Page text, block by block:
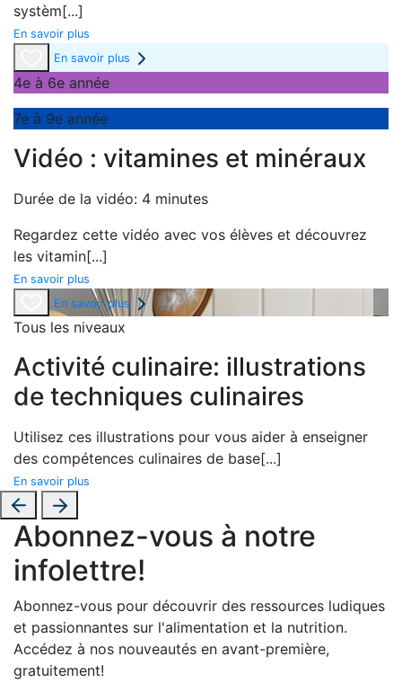
systèm[...]
En savoir plus
En savoir plus
4e à 6e année
7e à 9e année
Vidéo : vitamines et minéraux
Durée de la vidéo: 4 minutes
Regardez cette vidéo avec vos élèves et découvrez
les vitamin[...]
En savoir plus
En savoir plus
Tous les niveaux
Activité culinaire: illustrations
de techniques culinaires
Utilisez ces illustrations pour vous aider à enseigner
des compétences culinaires de base[...]
En savoir plus
Abonnez-vous à notre
infolettre!
Abonnez-vous pour découvrir des ressources ludiques
et passionnantes sur l'alimentation et la nutrition.
Accédez à nos nouveautés en avant-première,
gratuitement!